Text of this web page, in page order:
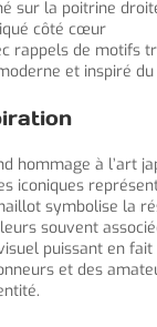
sur la poitrine
côté cœur
rappels de motifs
et inspiré
hommage à l’art
iconiques
symbolise la
souvent
puissant en
et des